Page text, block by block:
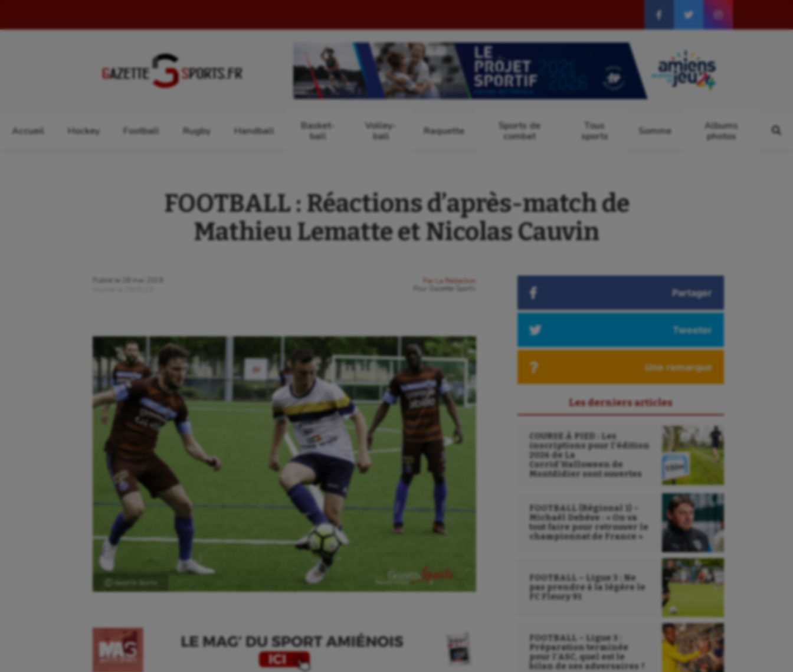
Accueil Hockey Football Rugby Handball
Basket-
ball
Volley-
ball
Raquette
Sports de
combat
Tous
sports
Somme
Albums
photos
FOOTBALL : Réactions d’après-match de
Mathieu Lematte et Nicolas Cauvin
Publié le
28 mai 2019
Par
La Rédaction
Gazette Sports
Ⓒ Gazette Sports
Partager
Tweeter
Une remarque
Les derniers articles
COURSE À PIED : Les
inscriptions pour l’édition
2026 de La
Corrid’Halloween de
Montdidier sont ouvertes
FOOTBALL (Régional 1) –
Michaël Debève : « On va
tout faire pour retrouver le
championnat de France »
FOOTBALL – Ligue 3 : Ne
pas prendre à la légère le
FC Fleury 91
FOOTBALL – Ligue 3 :
Préparation terminée
pour l’ASC, quel est le
bilan de ses adversaires ?